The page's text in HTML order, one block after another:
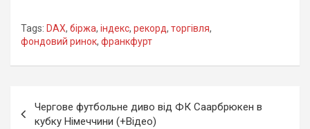
Tags: DAX, біржа, індекс, рекорд, торгівля,
фондовий ринок, франкфурт
записів
Чергове футбольне диво від ФК Саарбрюкен в
кубку Німеччини (+Відео)